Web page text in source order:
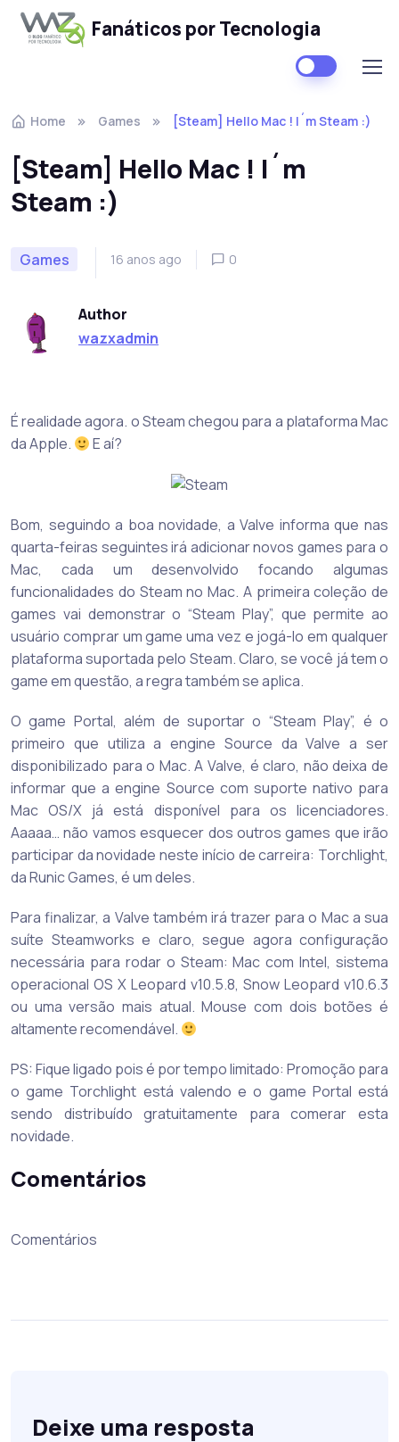
Fanáticos por Tecnologia
Home Games [Steam] Hello Mac ! I´m Steam :)
[Steam] Hello Mac ! I´m
Steam :)
Games 16 anos ago 0
Author
wazxadmin
É realidade agora. o Steam chegou para a plataforma Mac
da Apple.
E aí?
Bom, seguindo a boa novidade, a Valve informa que nas
quarta-feiras seguintes irá adicionar novos games para o
Mac, cada um desenvolvido focando algumas
funcionalidades do Steam no Mac. A primeira coleção de
games vai demonstrar o “Steam Play”, que permite ao
usuário comprar um game uma vez e jogá-lo em qualquer
plataforma suportada pelo Steam. Claro, se você já tem o
game em questão, a regra também se aplica.
O game Portal, além de suportar o “Steam Play”, é o
primeiro que utiliza a engine Source da Valve a ser
disponibilizado para o Mac. A Valve, é claro, não deixa de
informar que a engine Source com suporte nativo para
Mac OS/X já está disponível para os licenciadores.
Aaaaa… não vamos esquecer dos outros games que irão
participar da novidade neste início de carreira: Torchlight,
da Runic Games, é um deles.
Para finalizar, a Valve também irá trazer para o Mac a sua
suíte Steamworks e claro, segue agora configuração
necessária para rodar o Steam: Mac com Intel, sistema
operacional OS X Leopard v10.5.8, Snow Leopard v10.6.3
ou uma versão mais atual. Mouse com dois botões é
altamente recomendável.
PS: Fique ligado pois é por tempo limitado: Promoção para
o game Torchlight está valendo e o game Portal está
sendo distribuído gratuitamente para comerar esta
novidade.
Comentários
Comentários
Deixe uma resposta